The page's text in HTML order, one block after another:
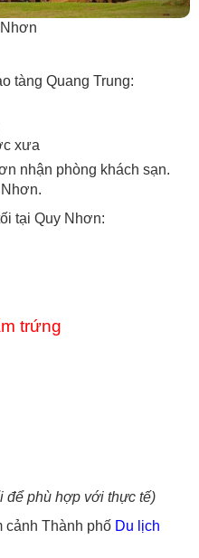
tàng Quang Trung:
xưa
nhận phòng khách sạn.
tại Quy Nhơn:
trứng
để phù hợp với thực tế)
cảnh Thành phố Du lịch